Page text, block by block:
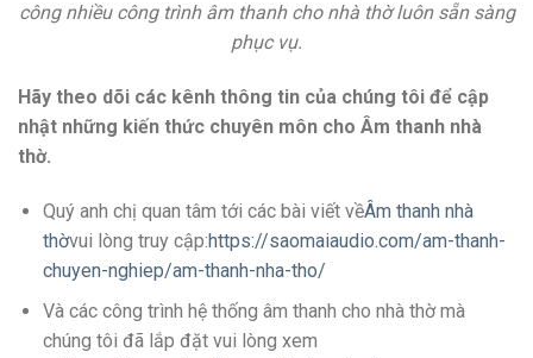
công nhiều công trình âm thanh cho nhà thờ luôn sẵn sàng
phục vụ.
Hãy theo dõi các kênh thông tin của chúng tôi để cập
nhật những kiến thức chuyên môn cho Âm thanh nhà
thờ.
Quý anh chị quan tâm tới các bài viết vềÂm thanh nhà
thờvui lòng truy cập:https://saomaiaudio.com/am-thanh-
chuyen-nghiep/am-thanh-nha-tho/
Và các công trình hệ thống âm thanh cho nhà thờ mà
chúng tôi đã lắp đặt vui lòng xem